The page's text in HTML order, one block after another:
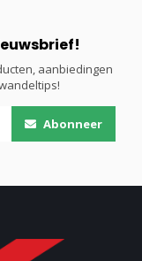
aanbiedingen
Abonneer